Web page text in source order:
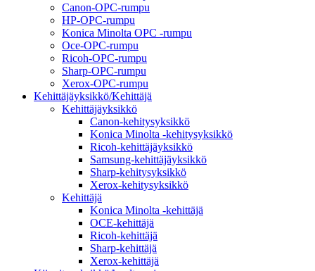
Canon-OPC-rumpu
HP-OPC-rumpu
Konica Minolta OPC -rumpu
Oce-OPC-rumpu
Ricoh-OPC-rumpu
Sharp-OPC-rumpu
Xerox-OPC-rumpu
Kehittäjäyksikkö/Kehittäjä
Kehittäjäyksikkö
Canon-kehitysyksikkö
Konica Minolta -kehitysyksikkö
Ricoh-kehittäjäyksikkö
Samsung-kehittäjäyksikkö
Sharp-kehitysyksikkö
Xerox-kehitysyksikkö
Kehittäjä
Konica Minolta -kehittäjä
OCE-kehittäjä
Ricoh-kehittäjä
Sharp-kehittäjä
Xerox-kehittäjä